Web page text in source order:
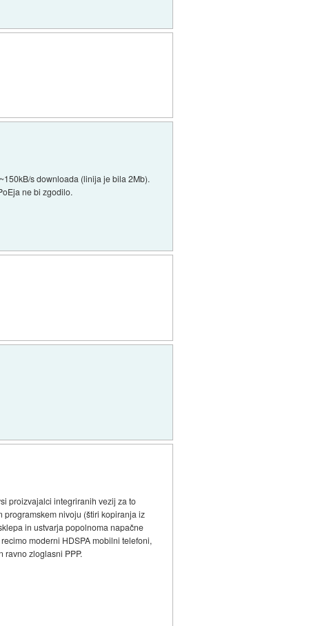
s downloada (linija je bila 2Mb).
ne bi zgodilo.
proizvajalci integriranih vezij za to
programskem nivoju (štiri kopiranja iz
in ustvarja popolnoma napačne
moderni HDSPA mobilni telefoni,
ravno zloglasni PPP.